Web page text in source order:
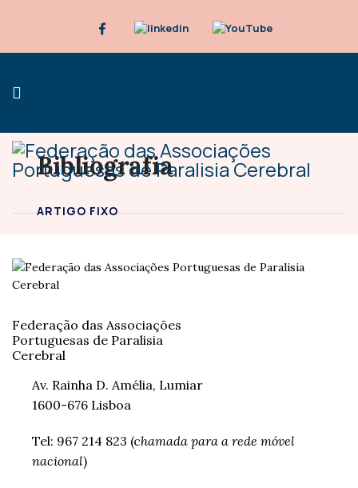
Bibliografia
ARTIGO FIXO
Federação das Associações
Portuguesas de Paralisia
Cerebral
Av. Rainha D. Amélia, Lumiar
1600-676 Lisboa
Tel: 967 214 823 (chamada para a rede móvel
nacional)